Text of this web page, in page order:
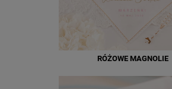
RÓŻOWE MAGNOLIE